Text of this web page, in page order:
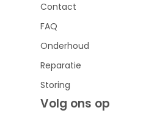
Contact
FAQ
Onderhoud
Reparatie
Storing
Volg ons op